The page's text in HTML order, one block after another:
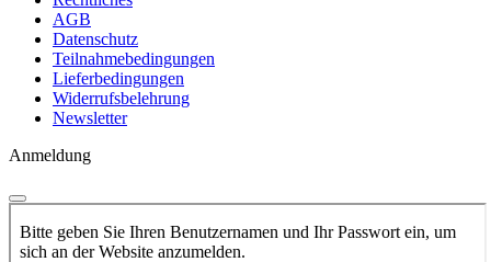
AGB
Datenschutz
Teilnahmebedingungen
Lieferbedingungen
Widerrufsbelehrung
Newsletter
Anmeldung